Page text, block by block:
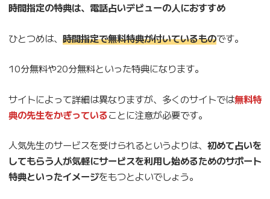
時間指定の特典は、電話占いデビューの人におすすめ
ひとつめは、 時間指定で無料特典が付いているものです。
10分無料や20分無料といった特典になります。
サイトによって詳細は異なりますが、多くのサイトでは無料特
典の先生をかぎっていることに注意が必要です。
人気先生のサービスを受けられるというよりは、 初めて占いを
してもらう人が気軽にサービスを利用し始めるためのサポート
特典といったイメージをもつとよいでしょう。